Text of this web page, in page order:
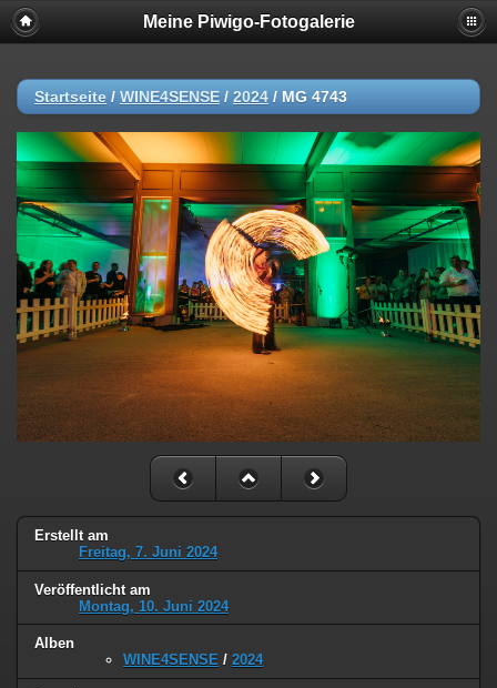
Meine Piwigo-Fotogalerie
Startseite / WINE4SENSE / 2024 / MG 4743
Erstellt am
Freitag, 7. Juni 2024
Veröffentlicht am
Montag, 10. Juni 2024
Alben
WINE4SENSE / 2024